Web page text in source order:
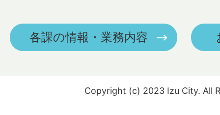
各課の情報・業務内容
Copyright (c) 2023 Izu City. All